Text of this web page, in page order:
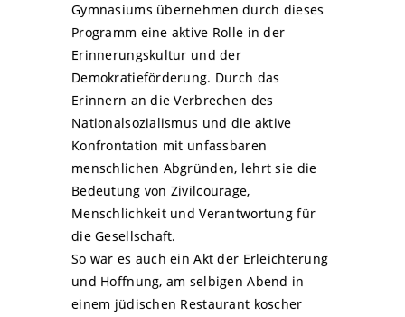
Gymnasiums übernehmen durch dieses
Programm eine aktive Rolle in der
Erinnerungskultur und der
Demokratieförderung. Durch das
Erinnern an die Verbrechen des
Nationalsozialismus und die aktive
Konfrontation mit unfassbaren
menschlichen Abgründen, lehrt sie die
Bedeutung von Zivilcourage,
Menschlichkeit und Verantwortung für
die Gesellschaft.
So war es auch ein Akt der Erleichterung
und Hoffnung, am selbigen Abend in
einem jüdischen Restaurant koscher